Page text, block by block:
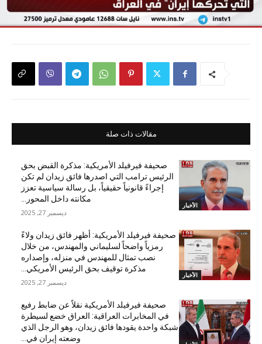
مقالات ذات صلة
الأخبار
صحيفة فيرفيلد الأمريكية: مذكرة القبض بحق
الرئيس ترامب التي اصدرها فائق زيدان لم تكن
إجراءً قانونياً حقيقياً، بل رسالة سياسية تعزز
مكانته داخل المحور...
ديسمبر 27, 2025
الأخبار
صحيفة فيرفيلد الأمريكية: أظهر فائق زيدان ولاءً
رمزياً واضحاً لسليماني والمهندس، من خلال
نصب تمثال للمهندس في منزله، وإصداره
مذكرة توقيف بحق الرئيس الأمريكي...
ديسمبر 27, 2025
صحيفة فيرفيلد الأمريكية نقلاً عن ضابط رفيع
في المخابرات العراقية: العراق خضع لسيطرة
شبكة واحدة يقودها فائق زيدان، وهو الرجل الذي
وضعته إيران في...